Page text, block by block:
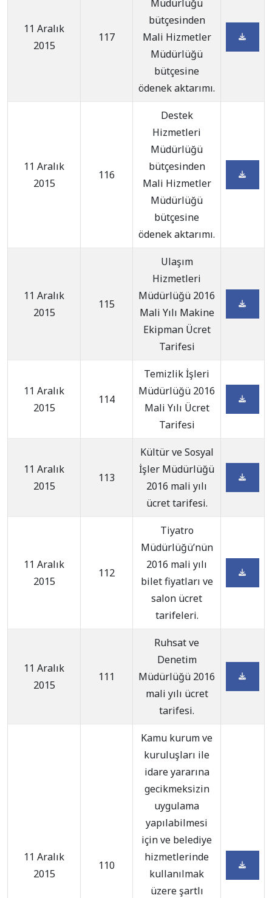
11 Aralık
2015
117
Müdürlüğü
bütçesinden
Mali Hizmetler
Müdürlüğü
bütçesine
ödenek aktarımı.
11 Aralık
2015
116
Destek
Hizmetleri
Müdürlüğü
bütçesinden
Mali Hizmetler
Müdürlüğü
bütçesine
ödenek aktarımı.
11 Aralık
2015
115
Ulaşım
Hizmetleri
Müdürlüğü 2016
Mali Yılı Makine
Ekipman Ücret
Tarifesi
11 Aralık
2015
114
Temizlik İşleri
Müdürlüğü 2016
Mali Yılı Ücret
Tarifesi
11 Aralık
2015
113
Kültür ve Sosyal
İşler Müdürlüğü
2016 mali yılı
ücret tarifesi.
11 Aralık
2015
112
Tiyatro
Müdürlüğü’nün
2016 mali yılı
bilet fiyatları ve
salon ücret
tarifeleri.
11 Aralık
2015
111
Ruhsat ve
Denetim
Müdürlüğü 2016
mali yılı ücret
tarifesi.
11 Aralık
2015
110
Kamu kurum ve
kuruluşları ile
idare yararına
gecikmeksizin
uygulama
yapılabilmesi
için ve belediye
hizmetlerinde
kullanılmak
üzere şartlı